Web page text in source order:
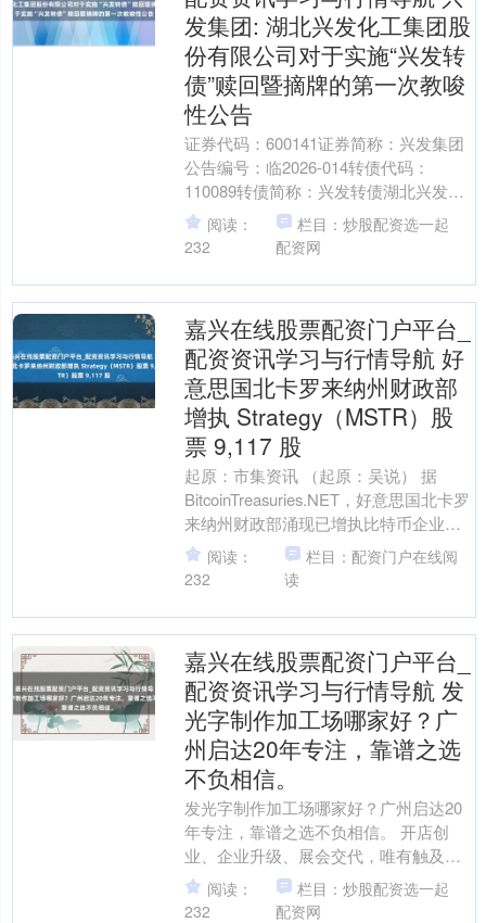
发集团: 湖北兴发化工集团股
份有限公司对于实施“兴发转
债”赎回暨摘牌的第一次教唆
性公告
证券代码：600141证券简称：兴发集团
公告编号：临2026-014转债代码：
110089转债简称：兴发转债湖北兴发化
工集团股份有限公司对于实施“兴发转
债”赎回....
阅读：
232
栏目：炒股配资选一起
配资网
嘉兴在线股票配资门户平台_
配资资讯学习与行情导航 好
意思国北卡罗来纳州财政部
增执 Strategy（MSTR）股
票 9,117 股
起原：市集资讯 （起原：吴说） 据
BitcoinTreasuries.NET，好意思国北卡罗
来纳州财政部涌现已增执比特币企业
Strategy（MSTR）股票....
阅读：
232
栏目：配资门户在线阅
读
嘉兴在线股票配资门户平台_
配资资讯学习与行情导航 发
光字制作加工场哪家好？广
州启达20年专注，靠谱之选
不负相信。
发光字制作加工场哪家好？广州启达20
年专注，靠谱之选不负相信。 开店创
业、企业升级、展会交代，唯有触及户
外宣传或室内标志，总会碰到合并个贫
苦：发光字制作加工场哪....
阅读：
232
栏目：炒股配资选一起
配资网